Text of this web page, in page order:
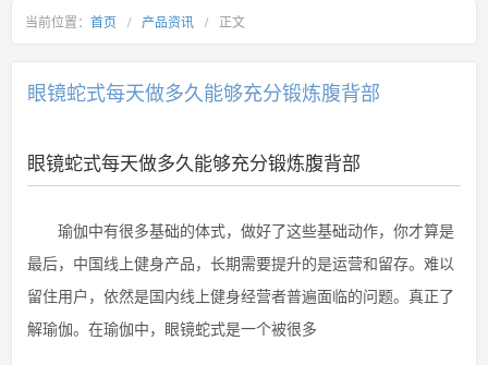
当前位置： 首页 / 产品资讯 / 正文
眼镜蛇式每天做多久能够充分锻炼腹背部
眼镜蛇式每天做多久能够充分锻炼腹背部
瑜伽中有很多基础的体式，做好了这些基础动作，你才算是
最后，中国线上健身产品，长期需要提升的是运营和留存。难以
留住用户，依然是国内线上健身经营者普遍面临的问题。真正了
解瑜伽。在瑜伽中，眼镜蛇式是一个被很多